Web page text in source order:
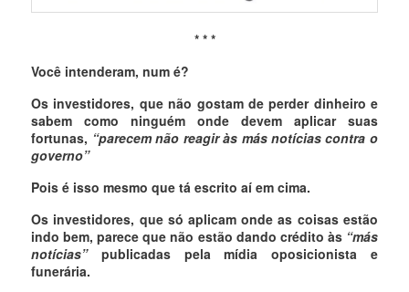
* * *
Você intenderam, num é?
Os investidores, que não gostam de perder dinheiro e
sabem como ninguém onde devem aplicar suas
fortunas, “parecem não reagir às más notícias contra o
governo”
Pois é isso mesmo que tá escrito aí em cima.
Os investidores, que só aplicam onde as coisas estão
indo bem, parece que não estão dando crédito às “más
notícias”publicadas pela mídia oposicionista e
funerária.